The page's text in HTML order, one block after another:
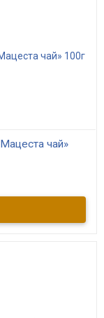
чай»
в
характеризует
аромат,